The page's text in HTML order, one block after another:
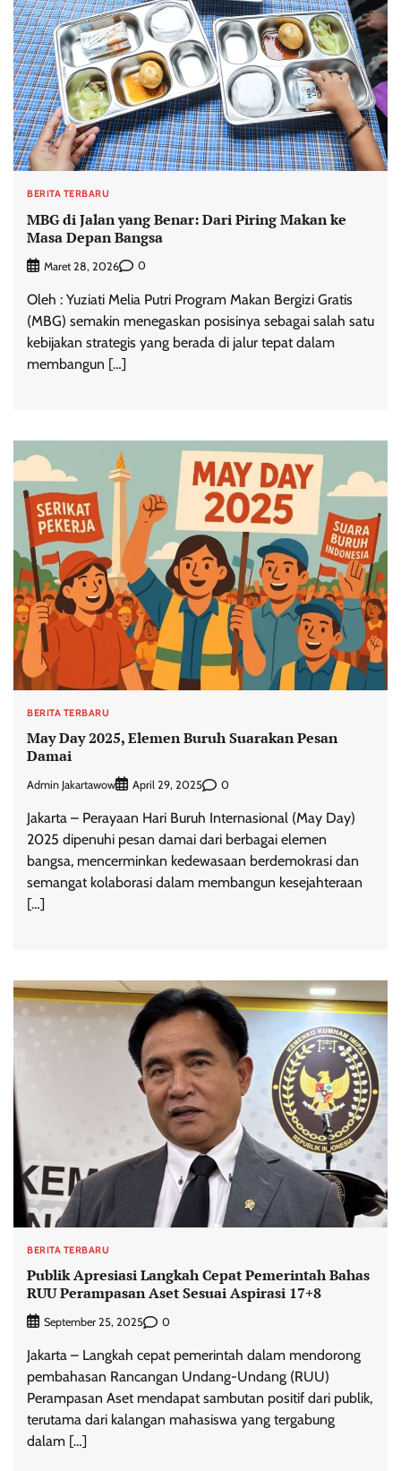
BERITA TERBARU
MBG di Jalan yang Benar: Dari Piring Makan ke
Masa Depan Bangsa
Maret 28, 2026 0
Oleh : Yuziati Melia Putri Program Makan Bergizi Gratis
(MBG) semakin menegaskan posisinya sebagai salah satu
kebijakan strategis yang berada di jalur tepat dalam
membangun […]
BERITA TERBARU
May Day 2025, Elemen Buruh Suarakan Pesan
Damai
Admin Jakartawow April 29, 2025 0
Jakarta – Perayaan Hari Buruh Internasional (May Day)
2025 dipenuhi pesan damai dari berbagai elemen
bangsa, mencerminkan kedewasaan berdemokrasi dan
semangat kolaborasi dalam membangun kesejahteraan
[…]
BERITA TERBARU
Publik Apresiasi Langkah Cepat Pemerintah Bahas
RUU Perampasan Aset Sesuai Aspirasi 17+8
September 25, 2025 0
Jakarta – Langkah cepat pemerintah dalam mendorong
pembahasan Rancangan Undang-Undang (RUU)
Perampasan Aset mendapat sambutan positif dari publik,
terutama dari kalangan mahasiswa yang tergabung
dalam […]